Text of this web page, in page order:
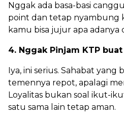
Nggak ada basa-basi
point dan tetap nyambung
kamu bisa jujur apa adanya
4. Nggak Pinjam KTP
Iya, ini serius. Sahabat yang
temennya repot, apalagi
Loyalitas bukan soal ikut-
satu sama lain tetap aman.